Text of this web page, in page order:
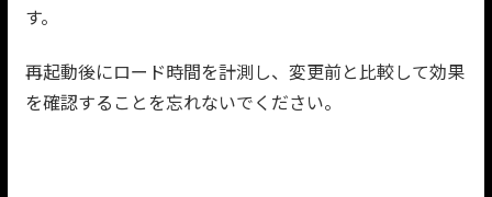
す。
再起動後にロード時間を計測し、変更前と比較して効果
を確認することを忘れないでください。